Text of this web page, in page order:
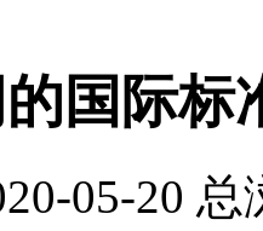
国际标
05-20 总